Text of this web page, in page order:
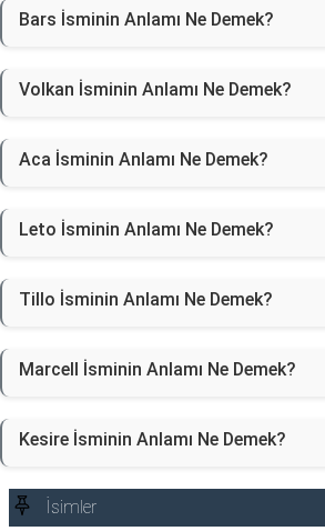
Bars İsminin Anlamı Ne Demek?
Volkan İsminin Anlamı Ne Demek?
Aca İsminin Anlamı Ne Demek?
Leto İsminin Anlamı Ne Demek?
Tillo İsminin Anlamı Ne Demek?
Marcell İsminin Anlamı Ne Demek?
Kesire İsminin Anlamı Ne Demek?
İsimler